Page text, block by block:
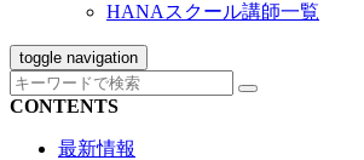
HANAスクール講師一覧
toggle navigation
CONTENTS
最新情報